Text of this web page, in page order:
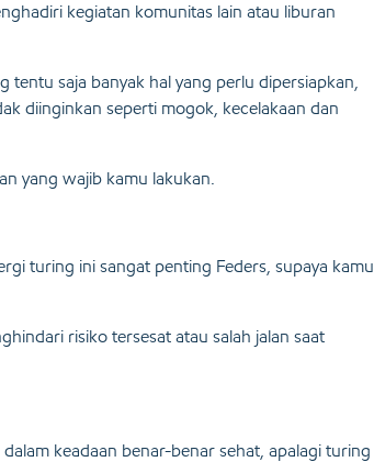
kegiatan komunitas lain atau liburan
tentu saja banyak hal yang perlu dipersiapkan,
diinginkan seperti mogok, kecelakaan dan
yang wajib kamu lakukan.
turing ini sangat penting Feders, supaya kamu
risiko tersesat atau salah jalan saat
keadaan benar-benar sehat, apalagi turing